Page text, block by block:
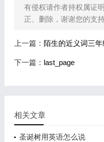
有侵权请作者持权属证
正、删除，谢谢您的支持
上一篇： 陌生的近义词三年
下一篇： last_page
相关文章
圣诞树用英语怎么说